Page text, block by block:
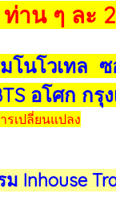
าน ๆ ละ
มโนโวเทล
อโศก กรุ
รเปลี่ยนแปลง
Inhouse